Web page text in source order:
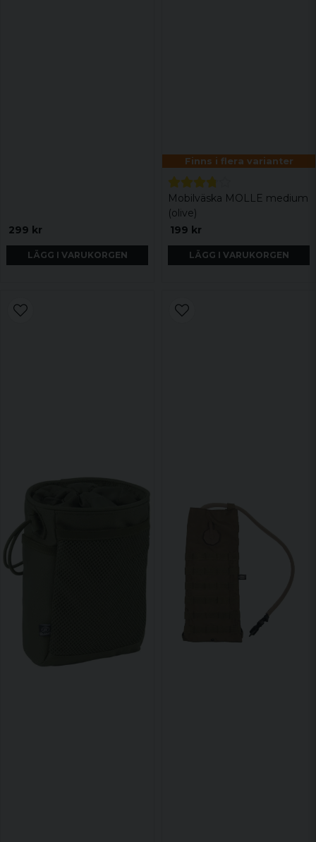
299 kr
LÄGG I VARUKORGEN
Finns i flera varianter
Mobilväska MOLLE medium
(olive)
199 kr
LÄGG I VARUKORGEN